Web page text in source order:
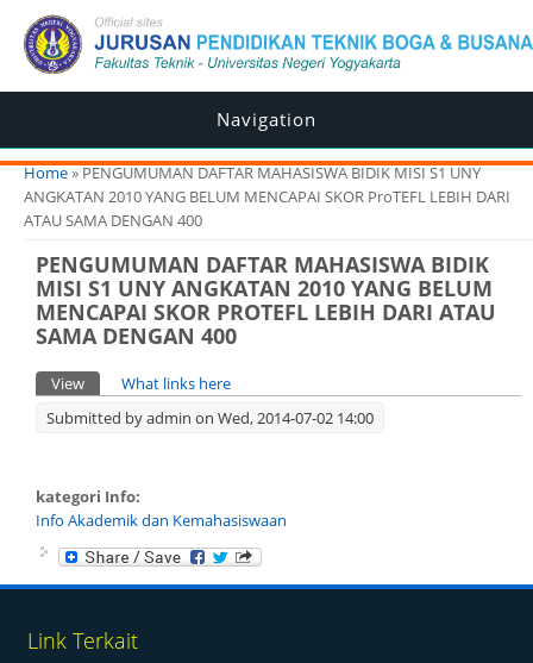
Navigation
You are here
Home» PENGUMUMAN DAFTAR MAHASISWA BIDIK MISI S1 UNY
ANGKATAN 2010 YANG BELUM MENCAPAI SKOR ProTEFL LEBIH DARI
ATAU SAMA DENGAN 400
PENGUMUMAN DAFTAR MAHASISWA BIDIK
MISI S1 UNY ANGKATAN 2010 YANG BELUM
MENCAPAI SKOR PROTEFL LEBIH DARI ATAU
SAMA DENGAN 400
Primary tabs
View (active tab)
What links here
Submitted byadmin on Wed, 2014-07-02 14:00
kategori Info:
Info Akademik dan Kemahasiswaan
Link Terkait